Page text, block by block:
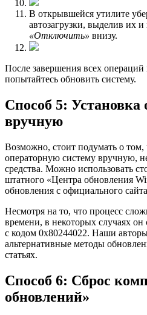
В открывшейся утилите
автозагрузки, выделив их
«Отключить» внизу.
После завершения всех операций
попытайтесь обновить систему.
Способ 5: Установка
вручную
Возможно, стоит подумать о том,
операторную систему вручную,
средства. Можно использовать
штатного «Центра обновления
обновления с официального
Несмотря на то, что процесс
времени, в некоторых случаях
с кодом 0x80244022. Наши
альтернативные методы
статьях.
Способ 6: Сброс
обновлений»